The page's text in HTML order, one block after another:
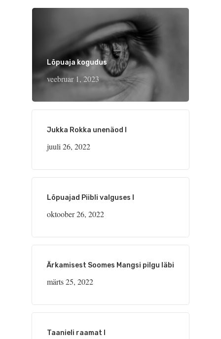
Lõpuaja kogudus
veebruar 1, 2023
Jukka Rokka unenäod I
juuli 26, 2022
Lõpuajad Piibli valguses I
oktoober 26, 2022
Ärkamisest Soomes Mangsi pilgu läbi
märts 25, 2022
Taanieli raamat I